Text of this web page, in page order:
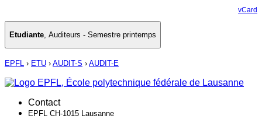
vCard
Etudiante, Auditeurs - Semestre printemps
EPFL › ETU › AUDIT-S › AUDIT-E
Contact
EPFL CH-1015 Lausanne